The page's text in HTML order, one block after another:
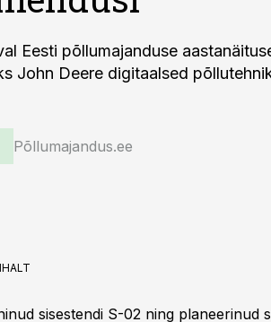
Eesti põllumajanduse
John Deere digitaalsed
Põllumajandus.ee
sisestendi S-02 ning planeerinud